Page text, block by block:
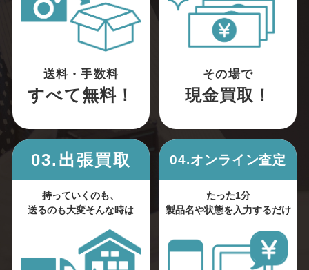
送料・手数料
すべて無料！
その場で
現金買取！
03.出張買取
持っていくのも、
送るのも大変そんな時は
04.オンライン査定
たった1分
製品名や状態を入力するだけ